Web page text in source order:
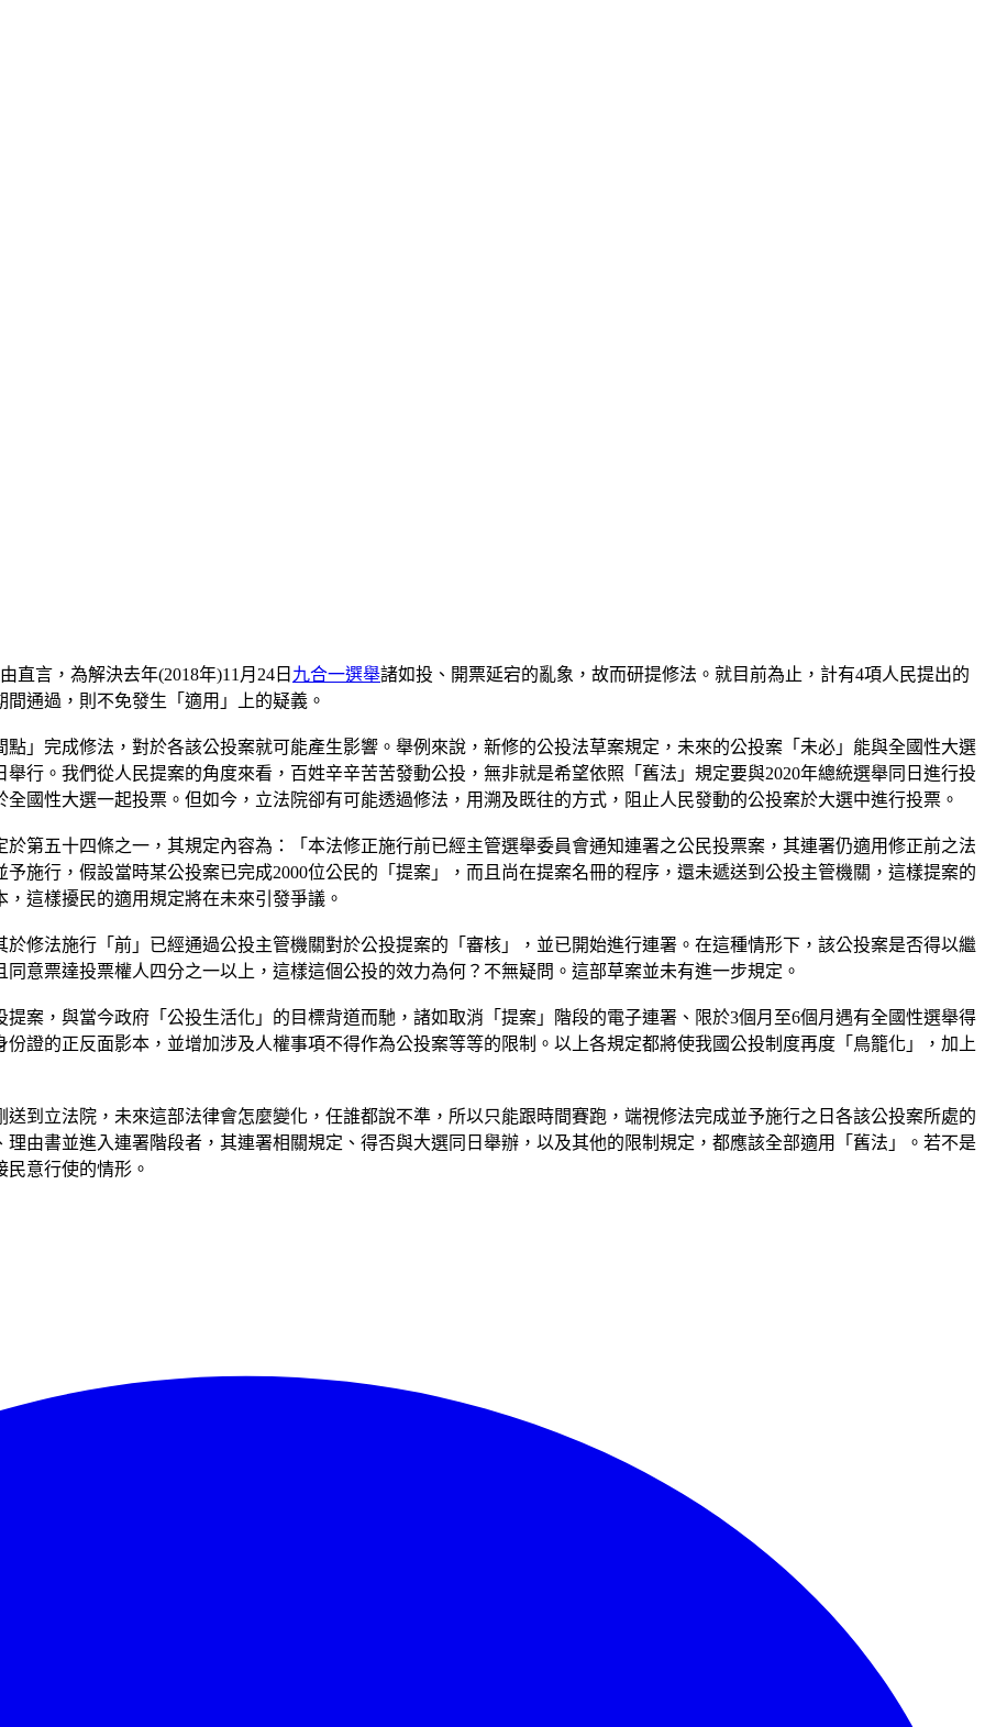
直言，為解決去年(2018年)11月24日 九合一選舉諸如投、開票延宕的亂象，故而研提修法。就目前為止，計有4項人民提出的
通過，則不免發生「適用」上的疑義。
」完成修法，對於各該公投案就可能產生影響。舉例來說，新修的公投法草案規定，未來的公投案「未必」能與全國性大選
行。我們從人民提案的角度來看，百姓辛辛苦苦發動公投，無非就是希望依照「舊法」規定要與2020年總統選舉同日進行投
國性大選一起投票。但如今，立法院卻有可能透過修法，用溯及既往的方式，阻止人民發動的公投案於大選中進行投票。
第五十四條之一，其規定內容為：「本法修正施行前已經主管選舉委員會通知連署之公民投票案，其連署仍適用修正前之法
施行，假設當時某公投案已完成2000位公民的「提案」，而且尚在提案名冊的程序，還未遞送到公投主管機關，這樣提案的
這樣擾民的適用規定將在未來引發爭議。
修法施行「前」已經通過公投主管機關對於公投提案的「審核」，並已開始進行連署。在這種情形下，該公投案是否得以繼
意票達投票權人四分之一以上，這樣這個公投的效力為何？不無疑問。這部草案並未有進一步規定。
案，與當今政府「公投生活化」的目標背道而馳，諸如取消「提案」階段的電子連署、限於3個月至6個月遇有全國性選舉得
證的正反面影本，並增加涉及人權事項不得作為公投案等等的限制。以上各規定都將使我國公投制度再度「鳥籠化」，加上
到立法院，未來這部法律會怎麼變化，任誰都說不準，所以只能跟時間賽跑，端視修法完成並予施行之日各該公投案所處的
由書並進入連署階段者，其連署相關規定、得否與大選同日舉辦，以及其他的限制規定，都應該全部適用「舊法」。若不是
意行使的情形。